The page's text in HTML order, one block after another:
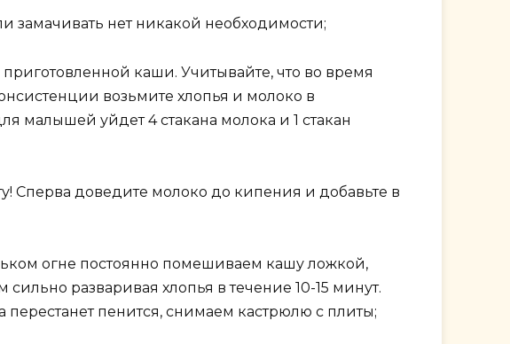
замачивать нет никакой необходимости;
каши. Учитывайте, что во время
возьмите хлопья и молоко в
малышей уйдет 4 стакана молока и 1 стакан
Сперва доведите молоко до кипения и добавьте в
огне постоянно помешиваем кашу ложкой,
разваривая хлопья в течение 10-15 минут.
перестанет пенится, снимаем кастрюлю с плиты;